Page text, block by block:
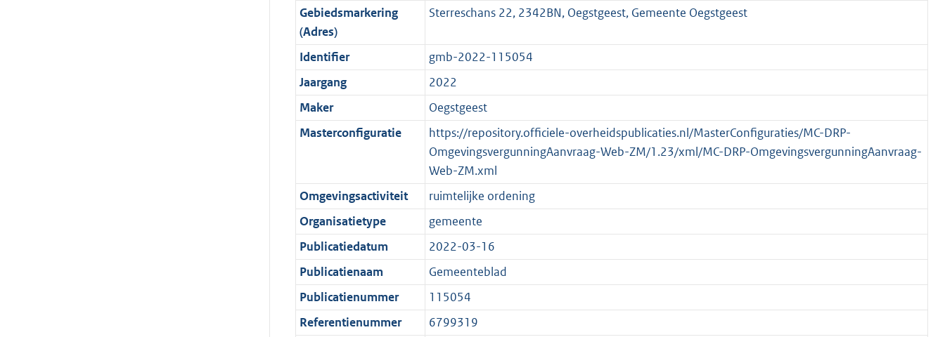
o
r
m
a
a
t
f
o
r
m
a
a
t
b
n
f
o
r
m
a
a
i
n
f
o
r
m
a
K
o
t
e
:
2
K
b
o
t
t
:
2
K
b
Gebiedsmarkering
(Adres)
Sterreschans 22, 2342BN, Oegstgeest, Gemeente Oegstgeest
Identifier
gmb-2022-115054
Jaargang
2022
Maker
Oegstgeest
Masterconfiguratie
https://repository.officiele-overheidspublicaties.nl/MasterConfiguraties/MC-DRP-
OmgevingsvergunningAanvraag-Web-ZM/1.23/xml/MC-DRP-OmgevingsvergunningAanvraag-
Web-ZM.xml
Omgevingsactiviteit
ruimtelijke ordening
Organisatietype
gemeente
Publicatiedatum
2022-03-16
Publicatienaam
Gemeenteblad
Publicatienummer
115054
Referentienummer
6799319